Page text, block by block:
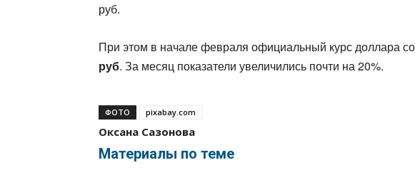
руб.
При этом в начале февраля официальный курс доллара
руб. За месяц показатели увеличились почти на 20%.
ФОТО pixabay.com
Оксана Сазонова
Материалы по теме